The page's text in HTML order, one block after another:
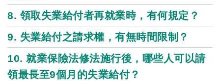
8. 領取失業給付者再就業時，有何規定？
9. 失業給付之請求權，有無時間限制？
10. 就業保險法修法施行後，哪些人可以請
領最長至9個月的失業給付？